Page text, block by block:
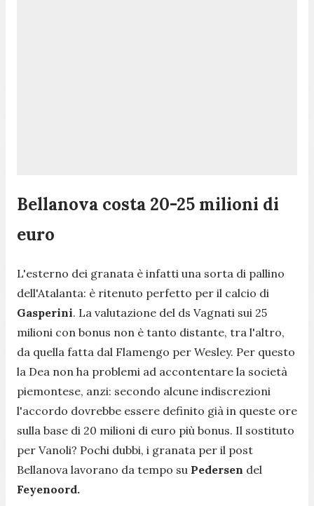
Bellanova costa 20-25 milioni di
euro
L'esterno dei granata è infatti una sorta di pallino
dell'Atalanta: è ritenuto perfetto per il calcio di
Gasperini. La valutazione del ds Vagnati sui 25
milioni con bonus non è tanto distante, tra l'altro,
da quella fatta dal Flamengo per Wesley. Per questo
la Dea non ha problemi ad accontentare la società
piemontese, anzi: secondo alcune indiscrezioni
l'accordo dovrebbe essere definito già in queste ore
sulla base di 20 milioni di euro più bonus. Il sostituto
per Vanoli? Pochi dubbi, i granata per il post
Bellanova lavorano da tempo su Pedersen del
Feyenoord.